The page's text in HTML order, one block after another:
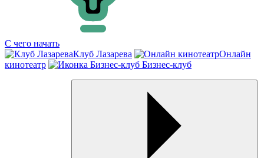
С чего начать
Клуб Лазарева
Онлайн
кинотеатр
Бизнес-клуб